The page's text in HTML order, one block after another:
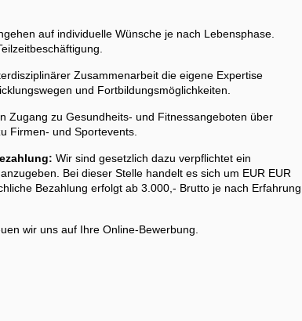
auf individuelle Wünsche je nach Lebensphase.
Zusammenarbeit die eigene Expertise
und Fortbildungsmöglichkeiten.
Zugang zu Gesundheits- und Fitnessangeboten über
Firmen- und Sportevents.
Wir sind gesetzlich dazu verpflichtet ein
Bei dieser Stelle handelt es sich um EUR EUR
Bezahlung erfolgt ab 3.000,- Brutto je nach Erfahrung
wir uns auf Ihre Online-Bewerbung.